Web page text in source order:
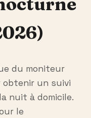
du moniteur
obtenir un suivi
nuit à domicile.
le